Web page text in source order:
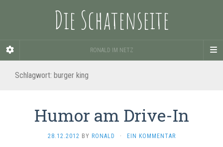
Die Schatenseite
RONALD IM NETZ
Schlagwort: burger king
Humor am Drive-In
28.12.2012 BY RONALD · EIN KOMMENTAR